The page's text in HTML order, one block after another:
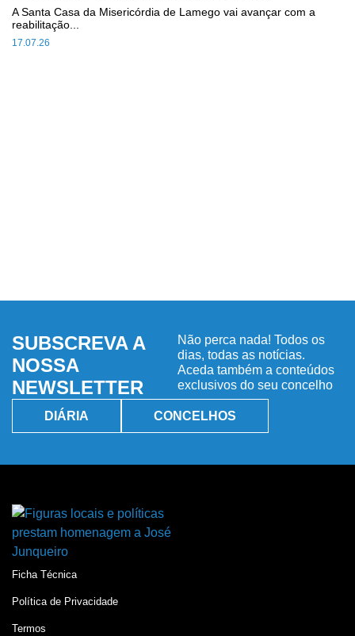
17.07.26
A Santa Casa da Misericórdia de Lamego vai avançar com a
reabilitação...
SUBSCREVA A
NOSSA
NEWSLETTER
Não perca nada! Todos os
dias, todas as notícias.
Aceda também a conteúdos
exclusivos do seu concelho
DIÁRIA CONCELHOS
Ficha Técnica
Política de Privacidade
Termos